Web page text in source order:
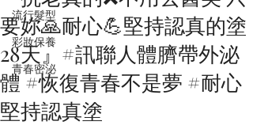
流行髮型
彩妝保養
青春密泌
要妳🙏耐心💪堅持認真的塗
28天』​#訊聯人體臍帶外泌
體 #恢復青春不是夢 #耐心
堅持認真塗​